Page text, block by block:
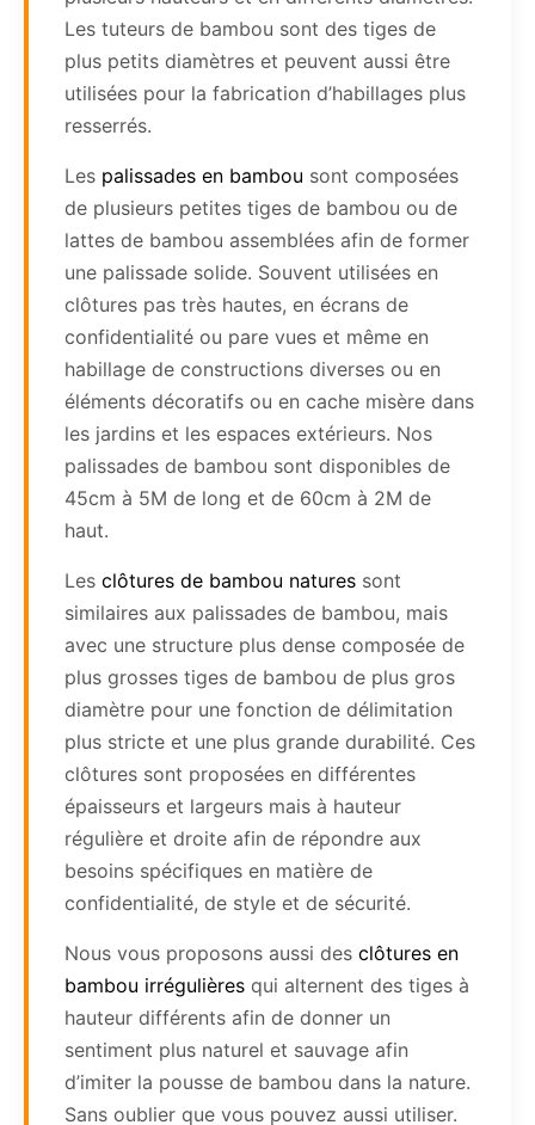
Les tuteurs de bambou sont des tiges de
plus petits diamètres et peuvent aussi être
utilisées pour la fabrication d’habillages plus
resserrés.
Les palissades en bambou sont composées
de plusieurs petites tiges de bambou ou de
lattes de bambou assemblées afin de former
une palissade solide. Souvent utilisées en
clôtures pas très hautes, en écrans de
confidentialité ou pare vues et même en
habillage de constructions diverses ou en
éléments décoratifs ou en cache misère dans
les jardins et les espaces extérieurs. Nos
palissades de bambou sont disponibles de
45cm à 5M de long et de 60cm à 2M de
haut.
Les clôtures de bambou natures sont
similaires aux palissades de bambou, mais
avec une structure plus dense composée de
plus grosses tiges de bambou de plus gros
diamètre pour une fonction de délimitation
plus stricte et une plus grande durabilité. Ces
clôtures sont proposées en différentes
épaisseurs et largeurs mais à hauteur
régulière et droite afin de répondre aux
besoins spécifiques en matière de
confidentialité, de style et de sécurité.
Nous vous proposons aussi des clôtures en
bambou irrégulières qui alternent des tiges à
hauteur différents afin de donner un
sentiment plus naturel et sauvage afin
d’imiter la pousse de bambou dans la nature.
Sans oublier que vous pouvez aussi utiliser.